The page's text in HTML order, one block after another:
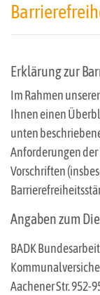
Erklärung zur
Im Rahmen
Ihnen einen
unten
Anforderungen
Vorschriften
Angaben zum
BADK
Aachener Str. 952-